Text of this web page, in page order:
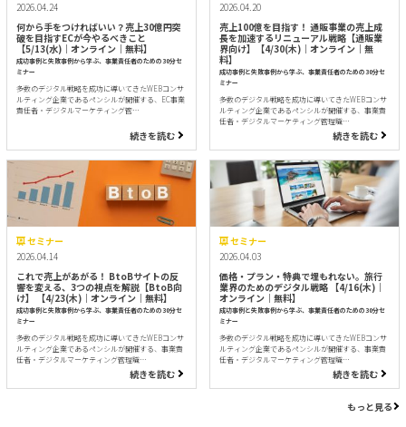
2026.04.24
何から手をつければいい？売上30億円突
破を目指すECが今やるべきこと
【5/13(水)｜オンライン｜無料】
成功事例と失敗事例から学ぶ、事業責任者のための30分セ
ミナー
多数のデジタル戦略を成功に導いてきたWEBコンサ
ルティング企業であるペンシルが開催する、EC事業
責任者・デジタルマーケティング管…
続きを読む
2026.04.20
売上100億を目指す！ 通販事業の売上成
長を加速するリニューアル戦略【通販業
界向け】【4/30(木)｜オンライン｜無
料】
成功事例と失敗事例から学ぶ、事業責任者のための30分セ
ミナー
多数のデジタル戦略を成功に導いてきたWEBコンサ
ルティング企業であるペンシルが開催する、事業責
任者・デジタルマーケティング管理職…
続きを読む
セミナー
2026.04.14
これで売上があがる！ BtoBサイトの反
響を変える、3つの視点を解説【BtoB向
け】 【4/23(木)｜オンライン｜無料】
成功事例と失敗事例から学ぶ、事業責任者のための30分セ
ミナー
多数のデジタル戦略を成功に導いてきたWEBコンサ
ルティング企業であるペンシルが開催する、事業責
任者・デジタルマーケティング管理職…
続きを読む
セミナー
2026.04.03
価格・プラン・特典で埋もれない。旅行
業界のためのデジタル戦略 【4/16(木)｜
オンライン｜無料】
成功事例と失敗事例から学ぶ、事業責任者のための30分セ
ミナー
多数のデジタル戦略を成功に導いてきたWEBコンサ
ルティング企業であるペンシルが開催する、事業責
任者・デジタルマーケティング管理職…
続きを読む
もっと見る